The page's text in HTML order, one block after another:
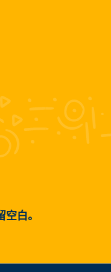
白。